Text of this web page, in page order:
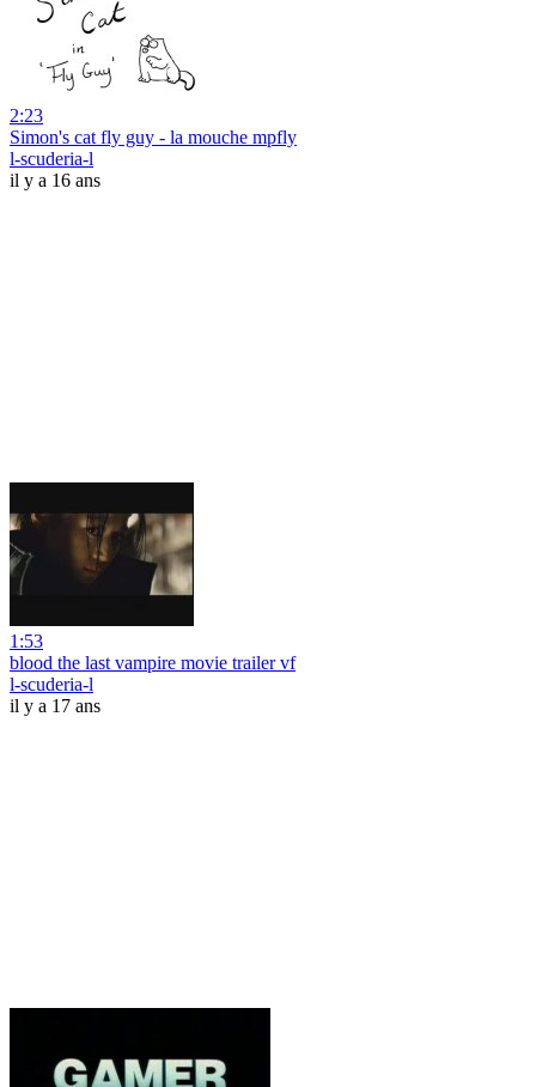
2:23
Simon's cat fly guy - la mouche mpfly
l-scuderia-l
il y a 16 ans
1:53
blood the last vampire movie trailer vf
l-scuderia-l
il y a 17 ans